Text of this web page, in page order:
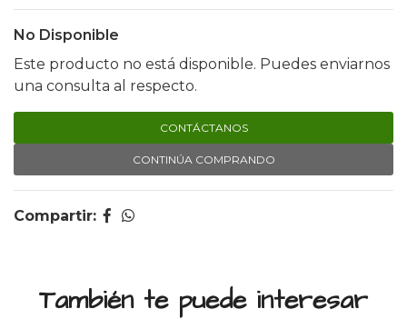
No Disponible
Este producto no está disponible. Puedes enviarnos
una consulta al respecto.
CONTÁCTANOS
CONTINÚA COMPRANDO
Compartir:
También te puede interesar